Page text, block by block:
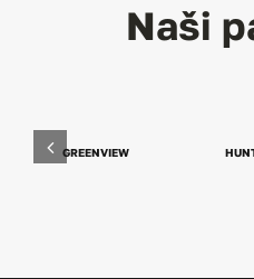
Naši
GREENVIEW